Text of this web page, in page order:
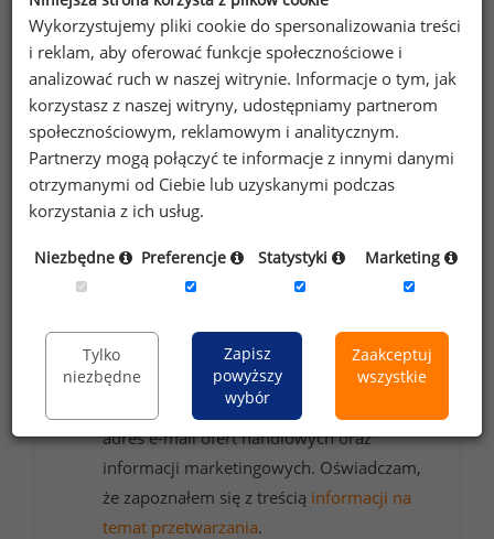
potrzeb!Przetestuj strefę premium.
Chcesz na bieżąco śledzić najnowsze informacje o
wynagrodzeniach?
Zapisz się do newslettera!
Wyrażam zgodę na przetwarzanie moich
danych osobowych zawartych w
sp. k. w celu otrzymywania bezpłatnego
newsletter’a portalu wynagrodzenia.pl.
Wyrażam zgodę na przesyłanie na podany
adres e-mail ofert handlowych oraz
informacji marketingowych. Oświadczam,
że zapoznałem się z treścią informacji na
temat przetwarzania.
Wykorzystujemy pliki cookie do spersonalizowania treści
i reklam, aby oferować funkcje społecznościowe i
analizować ruch w naszej witrynie. Informacje o tym, jak
korzystasz z naszej witryny, udostępniamy partnerom
społecznościowym, reklamowym i analitycznym.
Partnerzy mogą połączyć te informacje z innymi danymi
otrzymanymi od Ciebie lub uzyskanymi podczas
korzystania z ich usług.
Niezbędne Preferencje Statystyki Marketing
Tylko
niezbędne
Zapisz
powyższy
wybór
Zaakceptuj
wszystkie